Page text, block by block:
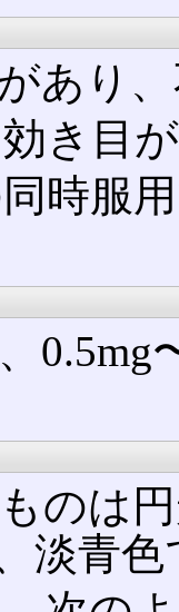
あり
き目
時服
0.5mg
のは
淡青